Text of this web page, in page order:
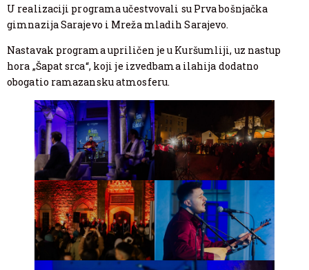
U realizaciji programa učestvovali su Prva bošnjačka
gimnazija Sarajevo i Mreža mladih Sarajevo.
Nastavak programa upriličen je u Kuršumliji, uz nastup
hora „Šapat srca“, koji je izvedbama ilahija dodatno
obogatio ramazansku atmosferu.